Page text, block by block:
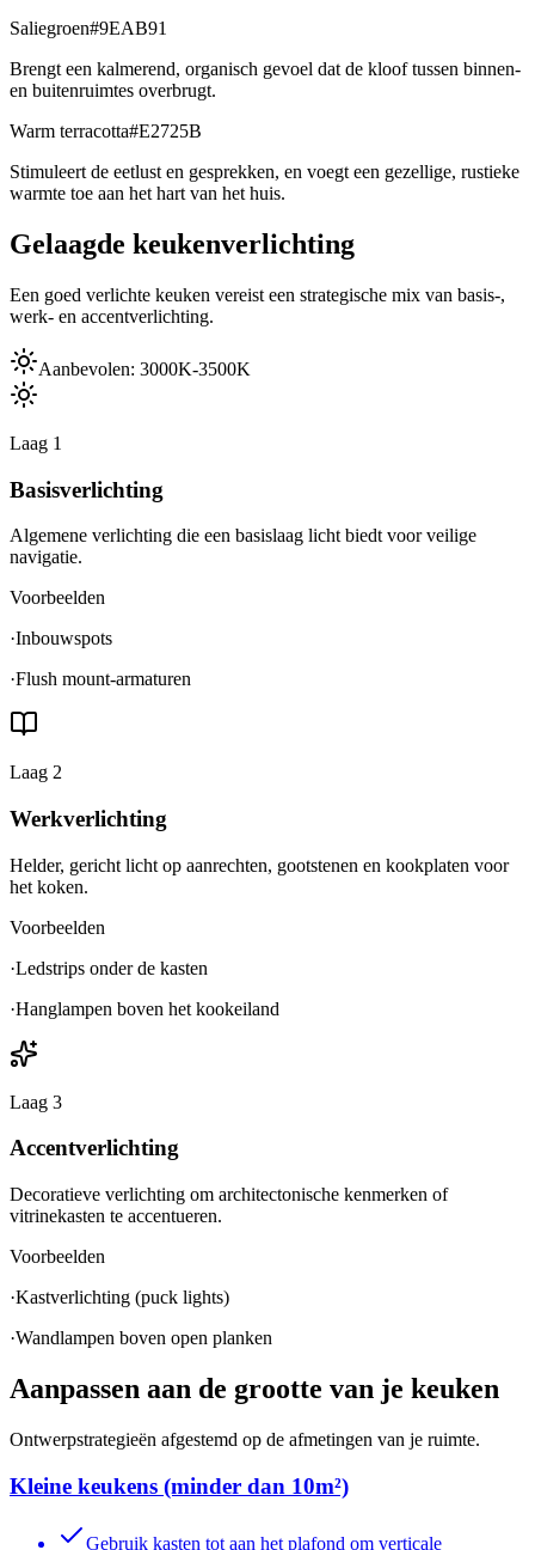
Saliegroen#9EAB91
Brengt een kalmerend, organisch gevoel dat de kloof tussen binnen-
en buitenruimtes overbrugt.
Warm terracotta#E2725B
Stimuleert de eetlust en gesprekken, en voegt een gezellige, rustieke
warmte toe aan het hart van het huis.
Gelaagde keukenverlichting
Een goed verlichte keuken vereist een strategische mix van basis-,
werk- en accentverlichting.
Aanbevolen: 3000K-3500K
Laag 1
Basisverlichting
Algemene verlichting die een basislaag licht biedt voor veilige
navigatie.
Voorbeelden
·Inbouwspots
·Flush mount-armaturen
Laag 2
Werkverlichting
Helder, gericht licht op aanrechten, gootstenen en kookplaten voor
het koken.
Voorbeelden
·Ledstrips onder de kasten
·Hanglampen boven het kookeiland
Laag 3
Accentverlichting
Decoratieve verlichting om architectonische kenmerken of
vitrinekasten te accentueren.
Voorbeelden
·Kastverlichting (puck lights)
·Wandlampen boven open planken
Aanpassen aan de grootte van je keuken
Ontwerpstrategieën afgestemd op de afmetingen van je ruimte.
Kleine keukens (minder dan 10m²)
Gebruik kasten tot aan het plafond om verticale